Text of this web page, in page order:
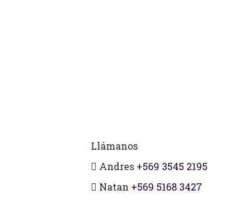
Llámanos
Andres +569 3545 2195
Natan +569 5168 3427